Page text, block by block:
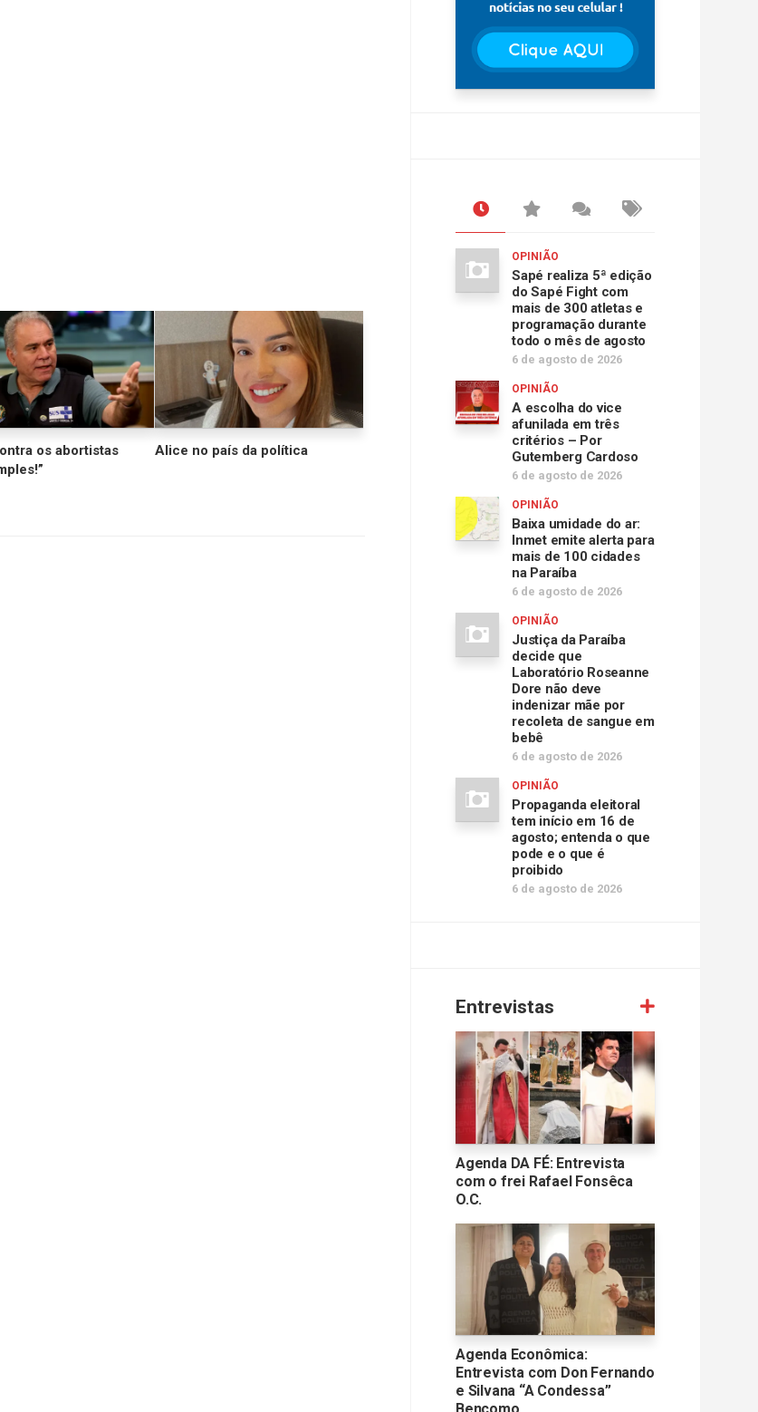
os abortistas
Alice no país da política
OPINIÃO
Sapé realiza 5ª edição
do Sapé Fight com
mais de 300 atletas e
programação durante
todo o mês de agosto
6 de agosto de 2026
OPINIÃO
A escolha do vice
afunilada em três
critérios – Por
Gutemberg Cardoso
6 de agosto de 2026
OPINIÃO
Baixa umidade do ar:
Inmet emite alerta para
mais de 100 cidades
na Paraíba
6 de agosto de 2026
OPINIÃO
Justiça da Paraíba
decide que
Laboratório Roseanne
Dore não deve
indenizar mãe por
recoleta de sangue em
bebê
6 de agosto de 2026
OPINIÃO
Propaganda eleitoral
tem início em 16 de
agosto; entenda o que
pode e o que é
proibido
6 de agosto de 2026
Entrevistas
Agenda DA FÉ: Entrevista
com o frei Rafael Fonsêca
O.C.
Agenda Econômica:
Entrevista com Don Fernando
e Silvana “A Condessa”